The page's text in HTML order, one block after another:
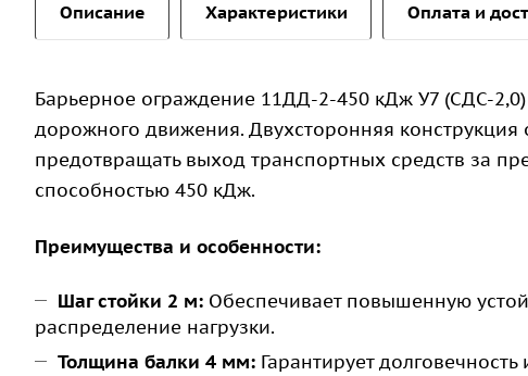
Описание Характеристики Оплата и
Барьерное ограждение 11ДД-2-450 кДж У7 (СДС-
дорожного движения. Двухсторонняя
предотвращать выход транспортных средств за
способностью 450 кДж.
Преимущества и особенности:
Шаг стойки 2 м: Обеспечивает повышенную
распределение нагрузки.
Толщина балки 4 мм: Гарантирует